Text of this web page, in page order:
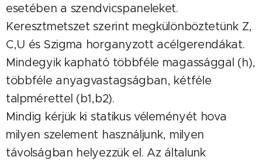
esetében a szendvicspaneleket.
Keresztmetszet szerint megkülönböztetünk Z,
C,U és Szigma horganyzott acélgerendákat.
Mindegyik kapható többféle magassággal (h),
többféle anyagvastagságban, kétféle
talpmérettel (b1,b2).
Mindig kérjük ki statikus véleményét hova
milyen szelement használjunk, milyen
távolságban helyezzük el. Az általunk